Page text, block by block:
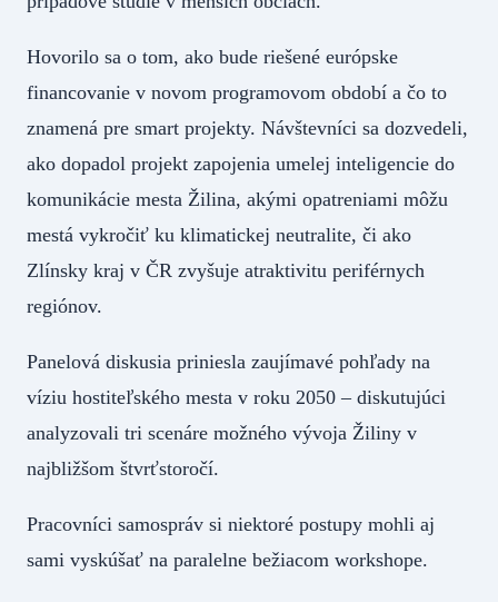
Hovorilo sa o tom, ako bude riešené európske
financovanie v novom programovom období a čo to
znamená pre smart projekty. Návštevníci sa dozvedeli,
ako dopadol projekt zapojenia umelej inteligencie do
komunikácie mesta Žilina, akými opatreniami môžu
mestá vykročiť ku klimatickej neutralite, či ako
Zlínsky kraj v ČR zvyšuje atraktivitu periférnych
regiónov.
Panelová diskusia priniesla zaujímavé pohľady na
víziu hostiteľského mesta v roku 2050 – diskutujúci
analyzovali tri scenáre možného vývoja Žiliny v
najbližšom štvrťstoročí.
Pracovníci samospráv si niektoré postupy mohli aj
sami vyskúšať na paralelne bežiacom workshope.